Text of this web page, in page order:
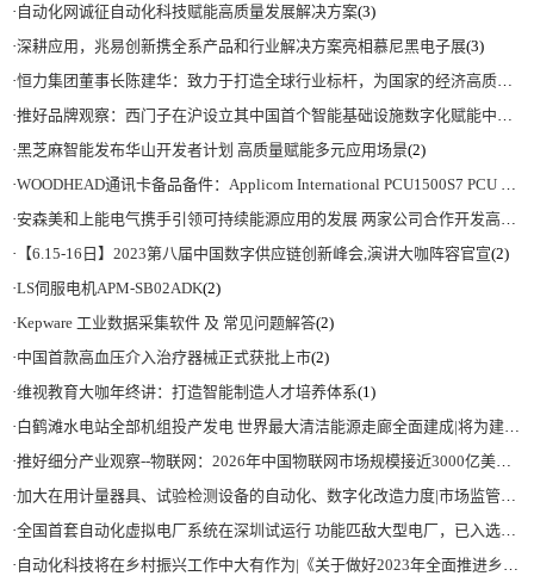
· 自动化网诚征自动化科技赋能高质量发展解决方案(3)
·深耕应用，兆易创新携全系产品和行业解决方案亮相慕尼黑电子展(3)
·恒力集团董事长陈建华：致力于打造全球行业标杆，为国家的经济高质量发展贡献更大力量|上海电气集团党委书记、董事长吴磊来访
·推好品牌观察：西门子在沪设立其中国首个智能基础设施数字化赋能中心
·黑芝麻智能发布华山开发者计划 高质量赋能多元应用场景(2)
·WOODHEAD通讯卡备品备件：Applicom International PCU1500S7 PCU 1500 S7 V4.5.0
·安森美和上能电气携手引领可持续能源应用的发展 两家公司合作开发高性能储能和太阳能组串式逆变器方案 以实现可持续的未来
· 【6.15-16日】2023第八届中国数字供应链创新峰会,演讲大咖阵容官宣(2)
·LS伺服电机APM-SB02ADK(2)
·Kepware 工业数据采集软件 及 常见问题解答(2)
·中国首款高血压介入治疗器械正式获批上市(2)
·维视教育大咖年终讲：打造智能制造人才培养体系(1)
·白鹤滩水电站全部机组投产发电 世界最大清洁能源走廊全面建成|将为建设新型能源体系、保障国家能源安全、实现“双碳”目标提供有力支撑
·推好细分产业观察--物联网：2026年中国物联网市场规模接近3000亿美元 智慧工厂、智慧城市、智慧电网等将占60%以上
·加大在用计量器具、试验检测设备的自动化、数字化改造力度|市场监管总局 工业和信息化部 关于促进企业计量能力提升的指导意见
·全国首套自动化虚拟电厂系统在深圳试运行 功能匹敌大型电厂，已入选国际典型案例
· 自动化科技将在乡村振兴工作中大有作为|《关于做好2023年全面推进乡村振兴重点工作的意见》发布